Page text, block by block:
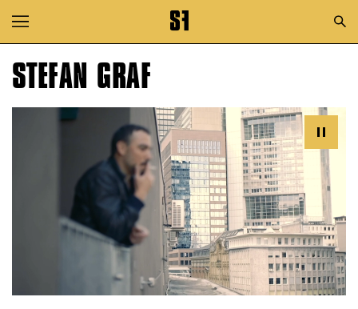
Zur Hauptnavigation springen
Zum Hauptinhalt springen
STEFAN GRAF